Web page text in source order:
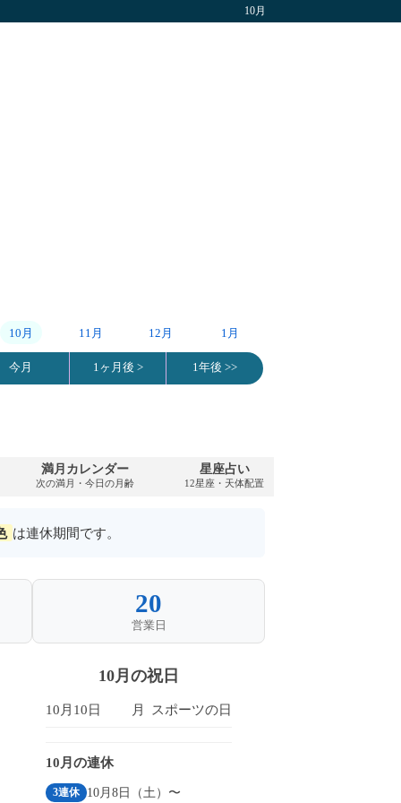
10月
10月 11月 12月 1月
今月 1ヶ月後 > 1年後 >>
満月カレンダー
次の満月・今日の月齢
星座占い
12星座・天体配置
は連休期間です。
20
営業日
10月の祝日
10月10日 月 スポーツの日
10月の連休
3連休 10月8日（土）〜